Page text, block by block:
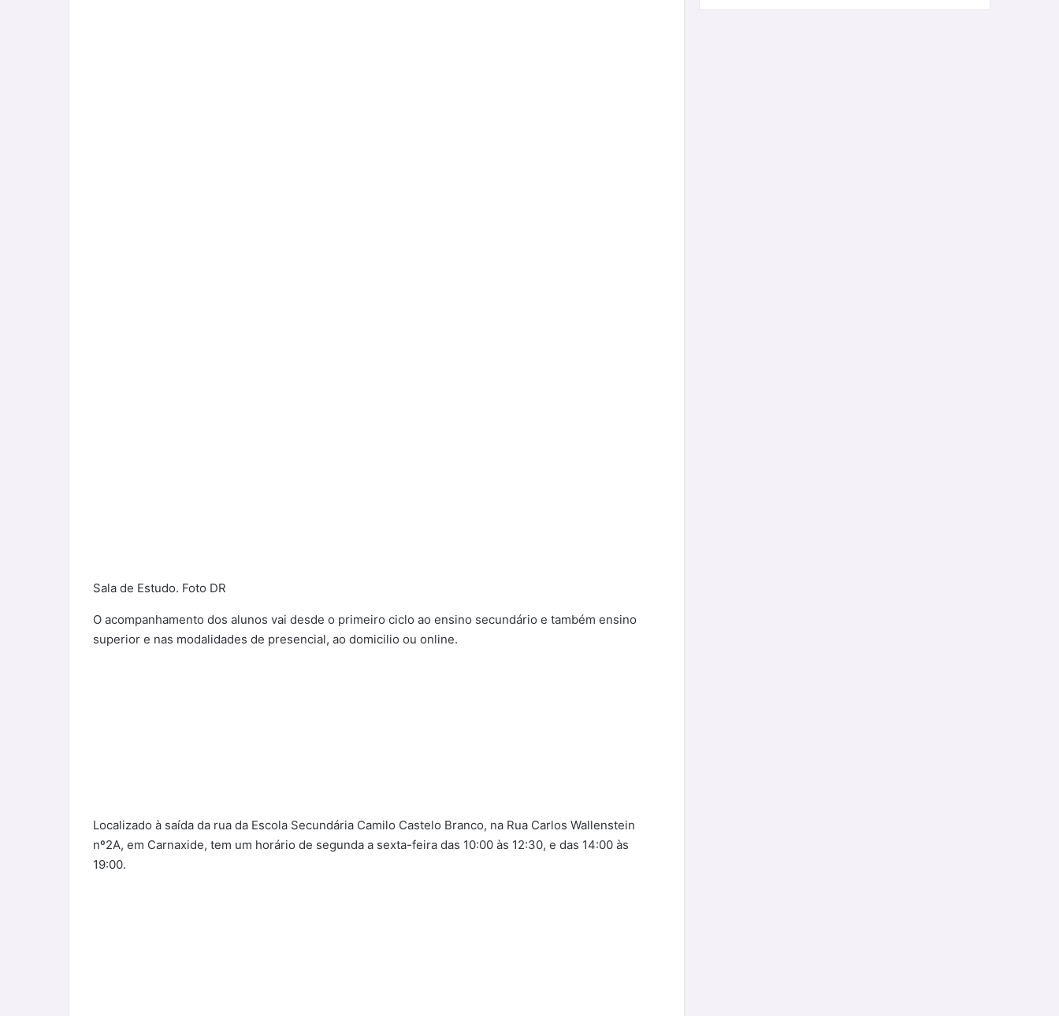
Sala de Estudo. Foto DR
O acompanhamento dos alunos vai desde o primeiro ciclo ao ensino secundário e também ensino
superior e nas modalidades de presencial, ao domicilio ou online.
Localizado à saída da rua da Escola Secundária Camilo Castelo Branco, na Rua Carlos Wallenstein
nº2A, em Carnaxide, tem um horário de segunda a sexta-feira das 10:00 às 12:30, e das 14:00 às
19:00.